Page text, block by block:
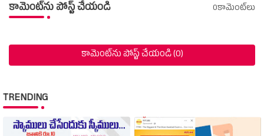
కామెంట్‌ను పోస్ట్ చేయండి 0కామెంట్‌లు
కామెంట్‌ను పోస్ట్ చేయండి (0)
TRENDING